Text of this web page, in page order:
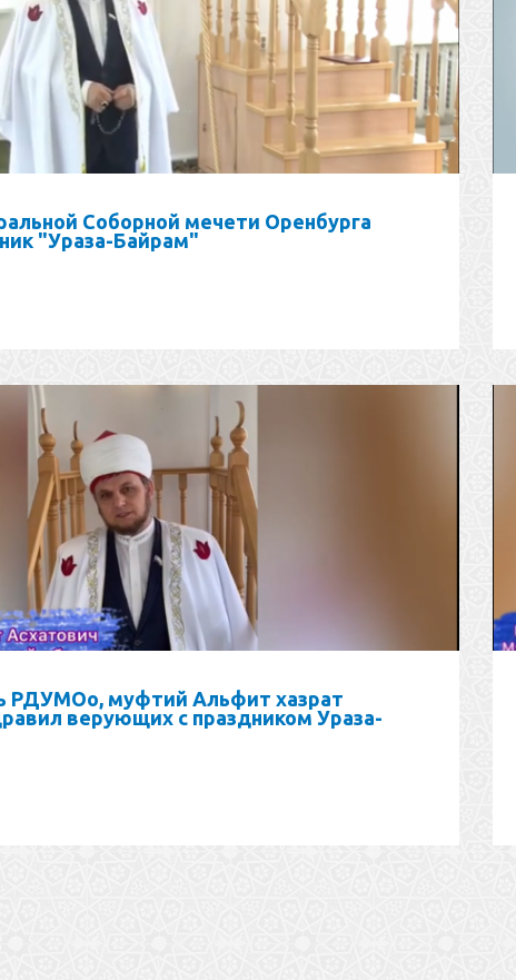
Соборной мечети Оренбурга
"Ураза-Байрам"
РДУМОо, муфтий Альфит хазрат
верующих с праздником Ураза-